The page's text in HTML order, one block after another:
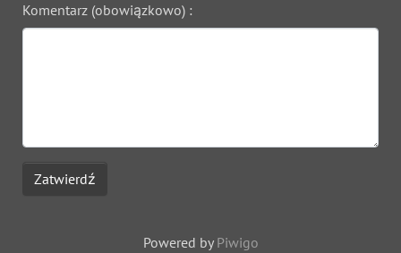
Komentarz (obowiązkowo) :
Zatwierdź
Powered by Piwigo